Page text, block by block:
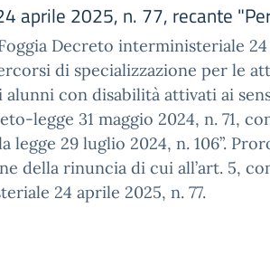
2025, n. 77, recante
Decreto interministeriale
di specializzazione per le
con disabilità attivati ai
legge 31 maggio 2024, n. 71,
legge 29 luglio 2024, n. 106”.
della rinuncia di cui all’art. 5,
24 aprile 2025, n. 77.